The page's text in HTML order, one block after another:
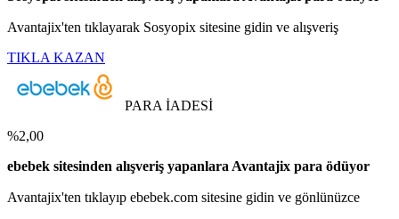
Avantajix'ten tıklayarak Sosyopix sitesine gidin ve alışveriş
TIKLA KAZAN
PARA İADESİ
%2,00
ebebek sitesinden alışveriş yapanlara Avantajix para ödüyor
Avantajix'ten tıklayıp ebebek.com sitesine gidin ve gönlünüzce